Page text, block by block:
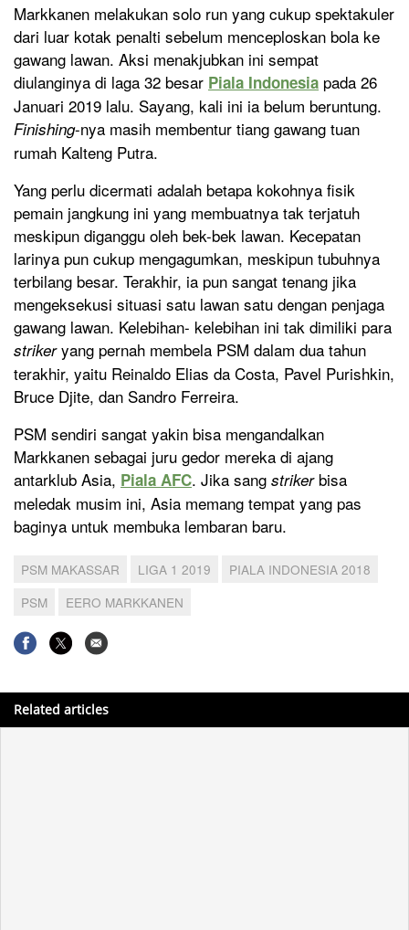
Markkanen melakukan solo run yang cukup spektakuler
dari luar kotak penalti sebelum menceploskan bola ke
gawang lawan. Aksi menakjubkan ini sempat
diulanginya di laga 32 besar Piala Indonesia pada 26
Januari 2019 lalu. Sayang, kali ini ia belum beruntung.
Finishing-nya masih membentur tiang gawang tuan
rumah Kalteng Putra.
Yang perlu dicermati adalah betapa kokohnya fisik
pemain jangkung ini yang membuatnya tak terjatuh
meskipun diganggu oleh bek-bek lawan. Kecepatan
larinya pun cukup mengagumkan, meskipun tubuhnya
terbilang besar. Terakhir, ia pun sangat tenang jika
mengeksekusi situasi satu lawan satu dengan penjaga
gawang lawan. Kelebihan- kelebihan ini tak dimiliki para
strikeryang pernah membela PSM dalam dua tahun
terakhir, yaitu Reinaldo Elias da Costa, Pavel Purishkin,
Bruce Djite, dan Sandro Ferreira.
PSM sendiri sangat yakin bisa mengandalkan
Markkanen sebagai juru gedor mereka di ajang
antarklub Asia, Piala AFC. Jika sang strikerbisa
meledak musim ini, Asia memang tempat yang pas
baginya untuk membuka lembaran baru.
PSM MAKASSAR LIGA 1 2019
PIALA INDONESIA 2018
PSM
EERO MARKKANEN
Related articles